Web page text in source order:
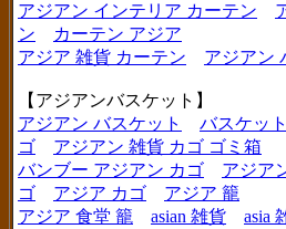
アジアン インテリア カーテン
ン
カーテン アジア
アジア 雑貨 カーテン
アジアン
【アジアンバスケット】
アジアン バスケット
バスケッ
ゴ
アジアン 雑貨 カゴ ゴミ箱
バンブー アジアン カゴ
アジア
ゴ
アジア カゴ
アジア 籠
アジア 食堂 籠
asian 雑貨 asia